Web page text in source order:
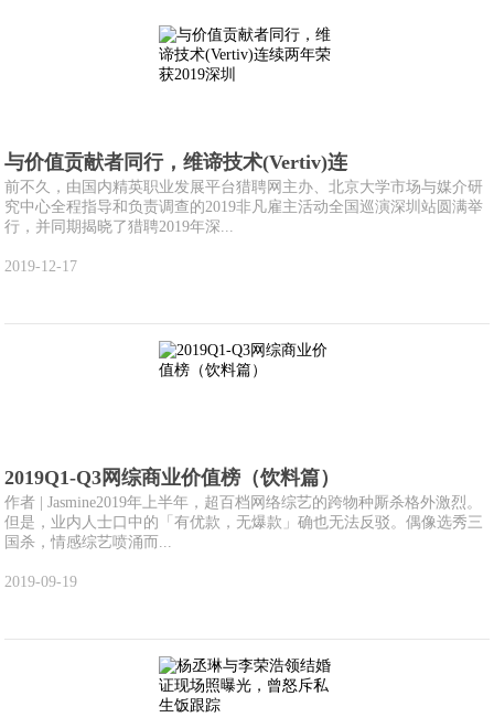
与价值贡献者同行，维谛技术(Vertiv)连
前不久，由国内精英职业发展平台猎聘网主办、北京大学市场与媒介研
究中心全程指导和负责调查的2019非凡雇主活动全国巡演深圳站圆满举
行，并同期揭晓了猎聘2019年深...
2019-12-17
2019Q1-Q3网综商业价值榜（饮料篇）
作者 | Jasmine2019年上半年，超百档网络综艺的跨物种厮杀格外激烈。
但是，业内人士口中的「有优款，无爆款」确也无法反驳。偶像选秀三
国杀，情感综艺喷涌而...
2019-09-19